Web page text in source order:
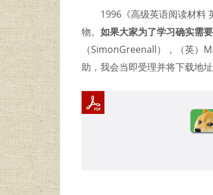
1996《高级英语阅读材料
物。 如果大家为了学习确实需要
（SimonGreenall），（英）
助，我会当即受理并将下载地址